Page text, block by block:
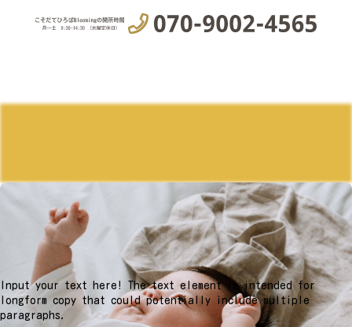
Input your text here! The text element is intended for
longform copy that could potentially include multiple
paragraphs.